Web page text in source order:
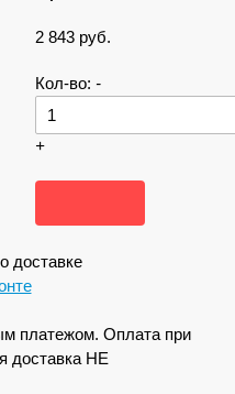
2 843 руб.
Кол-во: -
+
доставке
платежом. Оплата при
доставка НЕ